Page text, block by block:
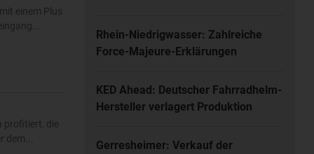
einem Plus
profitiert, die
Rhein-Niedrigwasser: Zahlreiche
Force-Majeure-Erklärungen
KED Ahead: Deutscher Fahrradhelm-
Hersteller verlagert Produktion
Gerresheimer: Verkauf der